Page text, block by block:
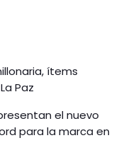
ítems
Paz
el nuevo
para la marca en